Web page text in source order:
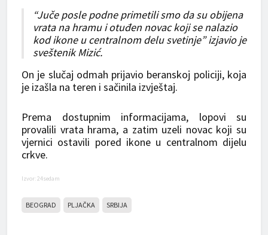
“Juče posle podne primetili smo da su obijena
vrata na hramu i otuđen novac koji se nalazio
kod ikone u centralnom delu svetinje” izjavio je
sveštenik Mizić.
On je slučaj odmah prijavio beranskoj policiji, koja
je izašla na teren i sačinila izvještaj.
Prema dostupnim informacijama, lopovi su
provalili vrata hrama, a zatim uzeli novac koji su
vjernici ostavili pored ikone u centralnom dijelu
crkve.
Izvor: 24sedam
BEOGRAD PLJAČKA SRBIJA